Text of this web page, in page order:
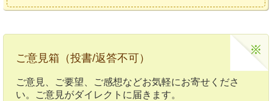
ご意見箱（投書/返答不可）
ご意見、ご要望、ご感想などお気軽にお寄せくださ
い。ご意見がダイレクトに届きます。